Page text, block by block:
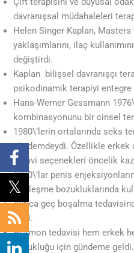
davranışsal müdahaleleri
Helen Singer Kaplan, Masters
yaklaşımlarını, ilaç
değiştirdi.
Kaplan bilişsel davranışçı
psikodinamik terapiyi entegre
Hans-Werner Gessmann
kombinasyonunu bir cinsel
1980\’lerin ortalarında seks
gündemdeydi. Özellikle
tedavi seçenekleri öncelik
1990\’lar penis
sertleşme bozukluklarında
Ayrıca geç boşalma
girdi.
Hormon tedavisi hem erkek
bozukluğu için gündeme geldi.